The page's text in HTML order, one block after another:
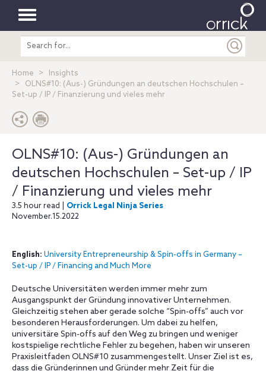
Toggle
navigation
Search
entire
Home
Insights
OLNS#10: (Aus-) Gründungen an deutschen Hochschulen –
Set-up / IP / Finanzierung und vieles mehr
OLNS#10: (Aus-) Gründungen an
deutschen Hochschulen – Set-up / IP
/ Finanzierung und vieles mehr
3.5 hour read | Orrick Legal Ninja Series
November.15.2022
English: University Entrepreneurship & Spin-offs in Germany –
Set-up / IP / Financing and Much More
Deutsche Universitäten werden immer mehr zum
Ausgangspunkt der Gründung innovativer Unternehmen.
Gleichzeitig stehen aber gerade solche “Spin-offs” auch vor
besonderen Herausforderungen. Um dabei zu helfen,
universitäre Spin-offs auf den Weg zu bringen und weniger
kostspielige rechtliche Fehler zu begehen, haben wir unseren
Praxisleitfaden OLNS#10 zusammengestellt. Unser Ziel ist es,
dass die Gründerinnen und Gründer mehr Zeit für die